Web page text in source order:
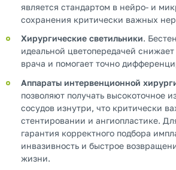
является стандартом в нейро- и
сохранения критически важных
Хирургические светильники.
идеальной цветопередачей снижает
врача и помогает точно
Аппараты интервенционной
позволяют получать высокоточное
сосудов изнутри, что критически
стентировании и ангиопластике.
гарантия корректного подбора
инвазивность и быстрое
жизни.